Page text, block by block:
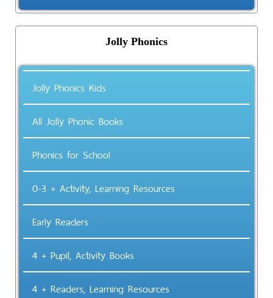
Jolly Phonics
Jolly Phonics Kids
All Jolly Phonic Books
Phonics for School
0-3 + Activity, Learning Resources
Early Readers
4 + Pupil, Activity Books
4 + Readers, Learning Resources